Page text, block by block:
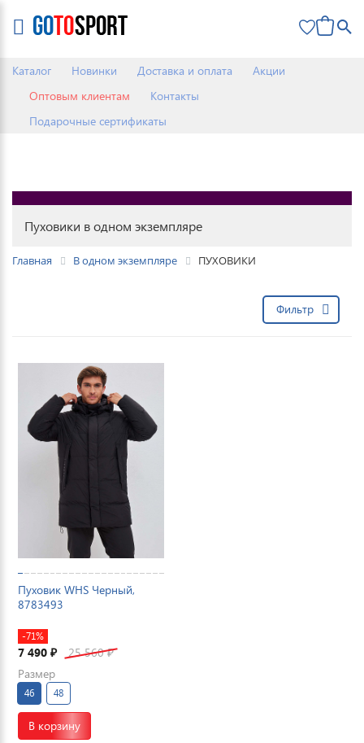
Каталог Новинки Доставка и оплата
Акции
Оптовым клиентам
Контакты
Подарочные сертификаты
0
Пуховики в одном экземпляре
Главная В одном экземпляре ПУХОВИКИ
Фильтр
Пуховик WHS Черный,
8783493
-71%
7 490 ₽ 25 560₽
Размер
46 48
В корзину